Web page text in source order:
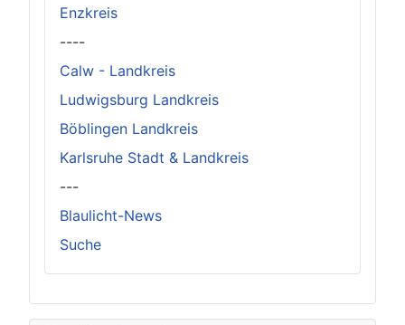
Enzkreis
----
Calw - Landkreis
Ludwigsburg Landkreis
Böblingen Landkreis
Karlsruhe Stadt & Landkreis
---
Blaulicht-News
Suche